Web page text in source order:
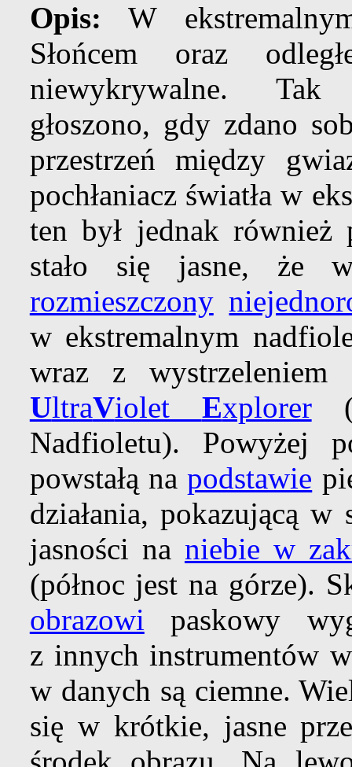
Opis: W
Słońcem oraz
niewykrywalne. Tak
głoszono, gdy zdano
przestrzeń między
pochłaniacz światła w
ten był jednak również
stało się jasne, że
rozmieszczony
w ekstremalnym
wraz z
UltraViolet Explorer
Nadfioletu). Powyżej
powstałą napodstawie
działania, pokazującą w
jasności na niebie w
(północ jest na górze).
obrazowi paskowy
z innych instrumentów
w danych są ciemne.
się w krótkie, jasne